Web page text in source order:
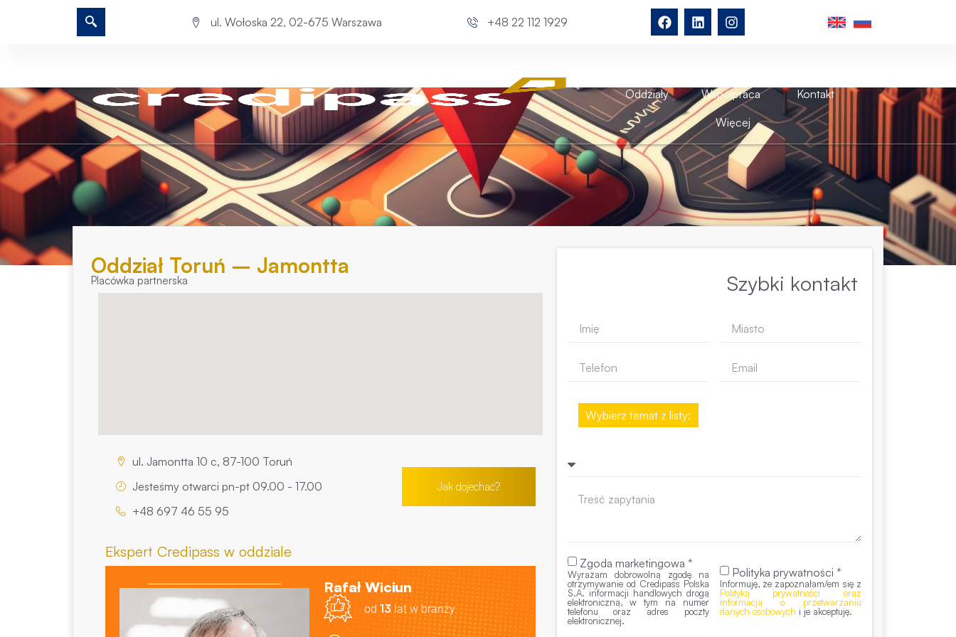
ul. Wołoska 22, 02-675 Warszawa +48 22 112 1929
Oddziały
Współpraca
Kontakt
Więcej
Oddział Toruń – Jamontta
Placówka partnerska
ul. Jamontta 10 c, 87-100 Toruń
Jesteśmy otwarci pn-pt 09.00 - 17.00
+48 697 46 55 95
Jak dojechać?
Ekspert Credipass w oddziale
Rafał Wiciun
od13 lat w branży
Szybki kontakt
Wybierz temat z listy:
Zgoda marketingowa *
Wyrażam dobrowolną zgodę na
otrzymywanie od Credipass Polska
S.A. informacji handlowych drogą
elektroniczną, w tym na numer
telefonu oraz adres poczty
elektronicznej.
Polityka prywatności *
Informuję, że zapoznałam/em się z
Polityką prywatności oraz
informacją o przetwarzaniu
danych osobowych i je akceptuję.